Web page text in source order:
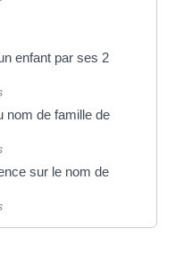
enfant par ses 2
nom de famille de
sur le nom de